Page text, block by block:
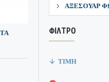
ΑΞΕΣΟΥΑΡ
ΦΊΛΤΡΟ
ΤΙΜΉ